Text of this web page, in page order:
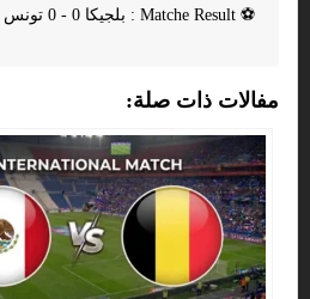
⚽
مفالات ذات صلة: